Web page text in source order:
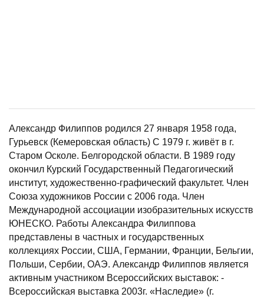
Александр Филиппов родился 27 января 1958 года,
Гурьевск (Кемеровская область) C 1979 г. живёт в г.
Старом Осколе. Белгородской области. В 1989 году
окончил Курский Государственный Педагогический
институт, художественно-графический факультет. Член
Союза художников России с 2006 года. Член
Международной ассоциации изобразительных искусств
ЮНЕСКО. Работы Александра Филиппова
представлены в частных и государственных
коллекциях России, США, Германии, Франции, Бельгии,
Польши, Сербии, ОАЭ. Александр Филиппов является
активным участником Всероссийских выставок: -
Всероссийская выставка 2003г. «Наследие» (г.